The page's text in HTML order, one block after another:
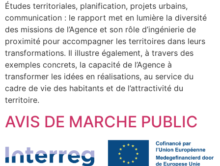
Études territoriales, planification, projets urbains,
communication : le rapport met en lumière la diversité
des missions de l’Agence et son rôle d’ingénierie de
proximité pour accompagner les territoires dans leurs
transformations. Il illustre également, à travers des
exemples concrets, la capacité de l’Agence à
transformer les idées en réalisations, au service du
cadre de vie des habitants et de l’attractivité du
territoire.
AVIS DE MARCHE PUBLIC